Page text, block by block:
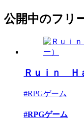
公開中のフリ
Ｒｕｉｎ Ｈ
#RPGゲーム
#RPGゲーム